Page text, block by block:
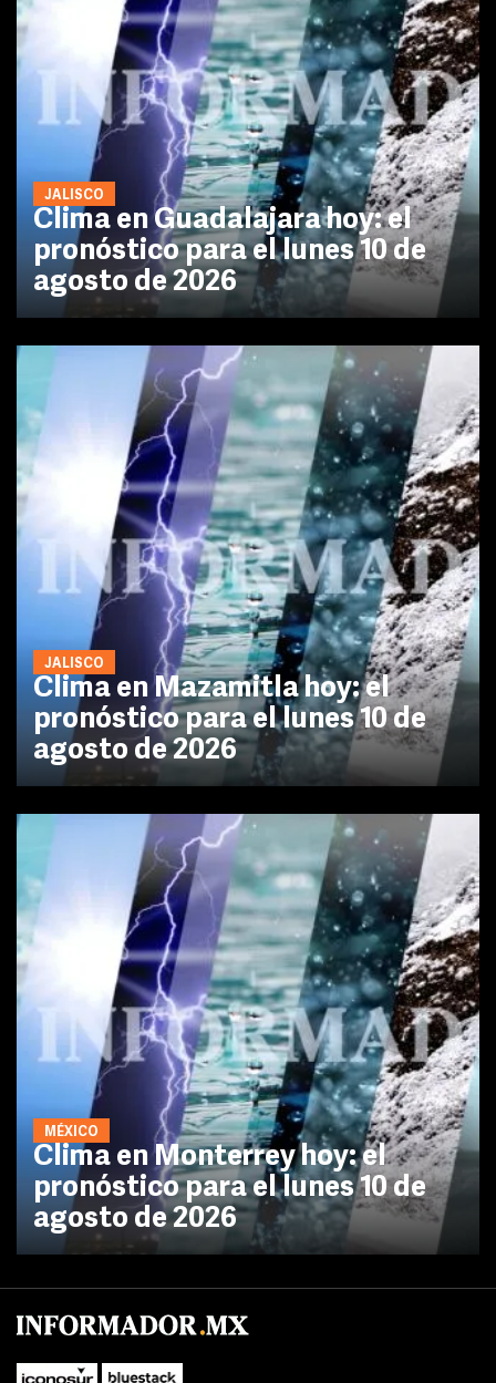
JALISCO
Clima en Guadalajara hoy: el
pronóstico para el lunes 10 de
agosto de 2026
JALISCO
Clima en Mazamitla hoy: el
pronóstico para el lunes 10 de
agosto de 2026
MÉXICO
Clima en Monterrey hoy: el
pronóstico para el lunes 10 de
agosto de 2026